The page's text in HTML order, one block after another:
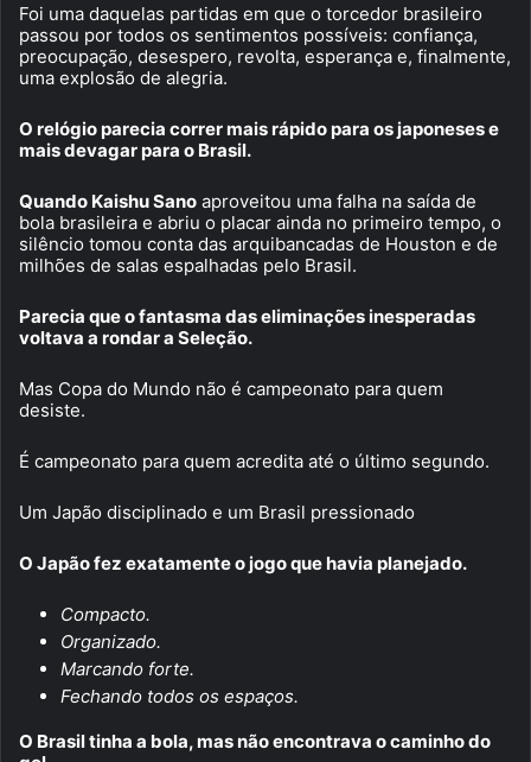
Foi uma daquelas partidas em que o torcedor brasileiro
passou por todos os sentimentos possíveis: confiança,
preocupação, desespero, revolta, esperança e, finalmente,
uma explosão de alegria.
O relógio parecia correr mais rápido para os japoneses e
mais devagar para o Brasil.
Quando Kaishu Sano aproveitou uma falha na saída de
bola brasileira e abriu o placar ainda no primeiro tempo, o
silêncio tomou conta das arquibancadas de Houston e de
milhões de salas espalhadas pelo Brasil.
Parecia que o fantasma das eliminações inesperadas
voltava a rondar a Seleção.
Mas Copa do Mundo não é campeonato para quem
desiste.
É campeonato para quem acredita até o último segundo.
Um Japão disciplinado e um Brasil pressionado
O Japão fez exatamente o jogo que havia planejado.
Compacto.
Organizado.
Marcando forte.
Fechando todos os espaços.
O Brasil tinha a bola, mas não encontrava o caminho do